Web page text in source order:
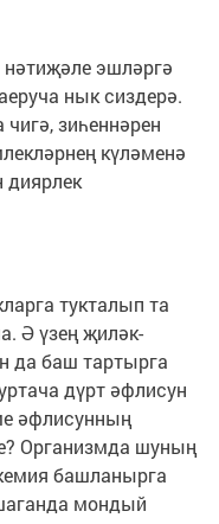
эшләргә
нык сиздерә.
зиһеннәрен
күләменә
диярлек
тукталып та
Ә үзең җиләк-
да баш тартырга
дүрт әфлисун
әфлисунның
Организмда шуның
башланырга
мондый